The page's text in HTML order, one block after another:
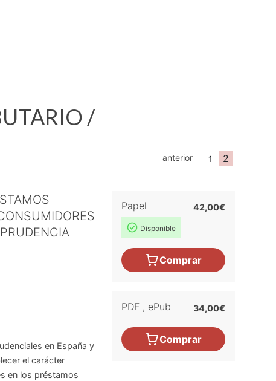
/
anterior 1 2
en España y
el carácter
en los préstamos
Papel
Disponible
42,00€
Comprar
PDF , ePub 34,00€
Comprar